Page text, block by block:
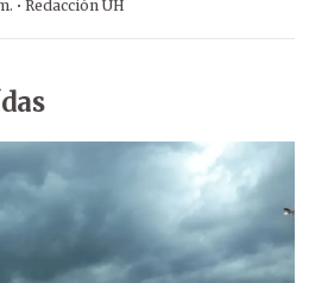
· Redacción ÚH